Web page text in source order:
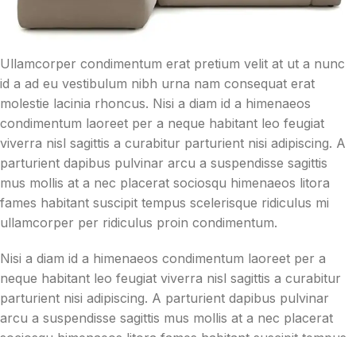
Ullamcorper condimentum erat pretium velit at ut a nunc
id a ad eu vestibulum nibh urna nam consequat erat
molestie lacinia rhoncus. Nisi a diam id a himenaeos
condimentum laoreet per a neque habitant leo feugiat
viverra nisl sagittis a curabitur parturient nisi adipiscing. A
parturient dapibus pulvinar arcu a suspendisse sagittis
mus mollis at a nec placerat sociosqu himenaeos litora
fames habitant suscipit tempus scelerisque ridiculus mi
ullamcorper per ridiculus proin condimentum.
Nisi a diam id a himenaeos condimentum laoreet per a
neque habitant leo feugiat viverra nisl sagittis a curabitur
parturient nisi adipiscing. A parturient dapibus pulvinar
arcu a suspendisse sagittis mus mollis at a nec placerat